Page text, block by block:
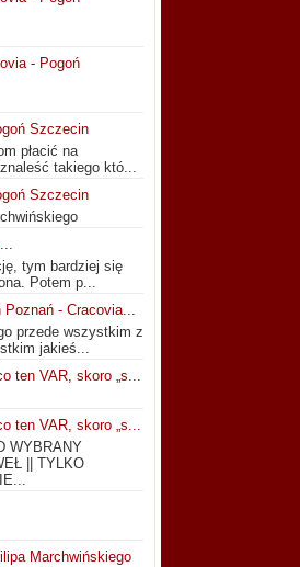
- Pogoń
Szczecin
płacić na
takiego któ...
Szczecin
tym bardziej się
Potem p...
Poznań - Cracovia...
przede wszystkim z
jakieś...
ten VAR, skoro „s...
ten VAR, skoro „s...
WYBRANY
|| TYLKO
Marchwińskiego